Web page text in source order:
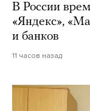
В России
«Яндекс»,
и банков
11 часов назад